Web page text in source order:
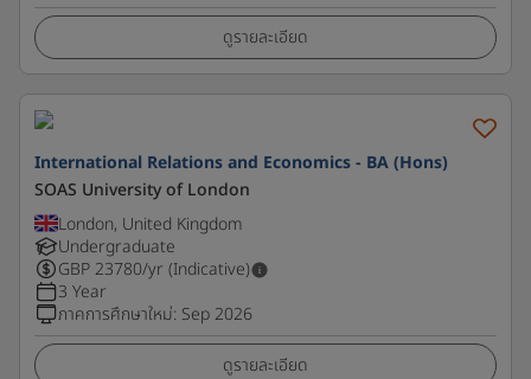
ดูรายละเอียด
International Relations and Economics - BA (Hons)
SOAS University of London
London, United Kingdom
Undergraduate
GBP 23780/yr (Indicative)
3 Year
ภาคการศึกษาใหม่: Sep 2026
ดูรายละเอียด